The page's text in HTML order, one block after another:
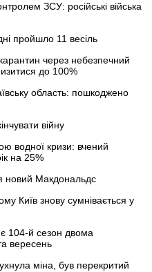
ЗСУ: російські війська
пройшло 11 весіль
через небезпечний
до 100%
область: пошкоджено
війну
водної кризи: вчений
на 25%
новий Макдональдс
Київ знову сумнівається у
104-й сезон двома
вересень
міна, був перекритий